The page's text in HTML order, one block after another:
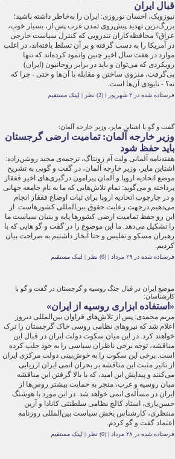
قبال ایران
نیوزویک، احسان نوروزی: ایران را به‌خاطر داشته باشید؛
بزرگ‌ترین تهدید پیش‌روی تمدن غرب پس از، بسیار خوب،
عراق؟ محافظه‌کاران تندرویی که کنترل سیاست خارجی
در آمریکا را به دست گرفته و بر آن تسلط یافته‌اند، در اغلب
موارد در هفت سال اخیر چنین وانمود کرده‌اند که تنها
رویکردی که می‌توان و باید در برابر روحانیون (ایران)
پی‌گرفت، منزوی ساختن و مقابله با آن‌ها و حتی - چرا که
نه؟ - نابودی آن‌ها است.
فرستاده شده در ۲ شهریور |(2) نظر | لینک مستقیم
گفت و گو با اشتاین مایر، وزیر خارجه آلمان:
وزیر خارجه آلمان: تمامیت ارضی گرجستان
باید حفظ شود
هفته‌نامه آلمانی ولت آم زونتاگ، ترجمه‌ی مجید روشن‌زاده:
اشتاین مایر، وزیر خارجه آلمان، در گفت و گویی به تشریح
موضع اتحادیه اروپا و آلمان پیرامون درگیری‌های اخیر قفقاز
پرداخته و می‌گوید: ‌تمام تلاش‌هایی که ما به نام جامعه جهانی
و در چارچوب اتحادیه اروپا برای ثبات اوضاع قفقاز انجام
می‌دهیم درجهت رعایت حقوق بین‌المللی کشورهاست. از
این رو حفظ تمامیت ارضی کشورها پایه و بنیان سیاست ما
را تشکیل می‌دهد. ما این موضوع را در گفت و گو هایی که با
رهبران مسکو و تفلیس و حتا آبخاز داشتیم به صراحت بیان
کردیم.‌
فرستاده شده در ۲۹ مرداد |(0) نظر | لینک مستقیم
موضع ایران در قبال جنگ روسیه و گرجستان در گفت و گو با
کارشناسان:
«استفاده ابزاری روسیه از ایران»
مریم محمدی: پس از تلاش‌های فراوان بین‌المللی دیروز
اعلام شد که نیروهای نظامی روسی خاک گرجستان را ترک
خواهند کرد. در این میان سکوت دولت ایران در قبال این
مناقشه، توجه برخی ناظران سیاسی را به خود جلب کرده
است. برخی این سکوت را به خوش‌بینی دولت مرکزی ایران
از تاثیر مثبت این مناقشه بر بحران اتمی ایران ارزیابی
می‌کنند و پیدایش این امید، که با بالا گرفتن این مناقشه
میان روسیه و غرب، منجر به حمایت بیشتر روس‌ها از
ایران در مسأله‌ی اتمی خواهد شد. در این مورد با هوشنگ
حسن‌یاری، استاد کالج نظامی سلطنتی کانادا و آرین
منتظری، کارشناس بخش سیاست بین‌المللی روزنامه
اعتماد گفت و گو کردم.
فرستاده شده در ۲۸ مرداد |(0) نظر | لینک مستقیم